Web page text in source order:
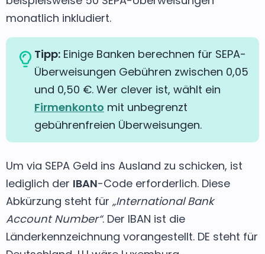
monatlich inkludiert.
Tipp: Einige Banken berechnen für SEPA-
Überweisungen Gebühren zwischen 0,05
und 0,50 €. Wer clever ist, wählt ein
Firmenkonto mit unbegrenzt
gebührenfreien Überweisungen.
Um via SEPA Geld ins Ausland zu schicken, ist
lediglich der IBAN-Code erforderlich. Diese
Abkürzung steht für „International Bank
Account Number“. Der IBAN ist die
Länderkennzeichnung vorangestellt. DE steht für